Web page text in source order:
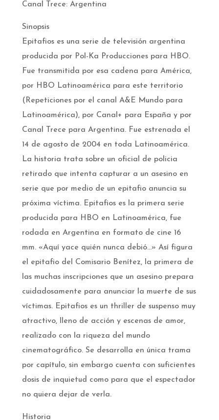
Canal Trece: Argentina
Sinopsis
Epitafios es una serie de televisión argentina
producida por Pol-Ka Producciones para HBO.
Fue transmitida por esa cadena para América,
por HBO Latinoamérica para este territorio
(Repeticiones por el canal A&E Mundo para
Latinoamérica), por Canal+ para España y por
Canal Trece para Argentina. Fue estrenada el
14 de agosto de 2004 en toda Latinoamérica.
La historia trata sobre un oficial de policia
retirado que intenta capturar a un asesino en
serie que por medio de un epitafio anuncia su
próxima víctima. Epitafios es la primera serie
producida para HBO en Latinoamérica, fue
rodada en Argentina en formato de cine 16
mm. «Aquí yace quién nunca debió…» Así figura
el epitafio del Comisario Benítez, la primera de
las muchas inscripciones que un asesino prepara
cuidadosamente para anunciar la muerte de sus
víctimas. Epitafios es un thriller de suspenso muy
atractivo, lleno de acción y escenas de amor,
realizado con la riqueza del mundo
cinematográfico. Se desarrolla en única trama
por capítulo, sin embargo cuenta con suficientes
dosis de inquietud como para que el espectador
no quiera dejar de verla.
Historia